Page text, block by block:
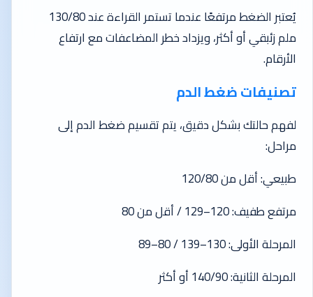
يُعتبر الضغط مرتفعًا عندما تستمر القراءة عند 130/80
ملم زئبقي أو أكثر، ويزداد خطر المضاعفات مع ارتفاع
الأرقام.
تصنيفات ضغط الدم
لفهم حالتك بشكل دقيق، يتم تقسيم ضغط الدم إلى
مراحل:
طبيعي: أقل من 120/80
مرتفع طفيف: 120–129 / أقل من 80
المرحلة الأولى: 130–139 / 80–89
المرحلة الثانية: 140/90 أو أكثر